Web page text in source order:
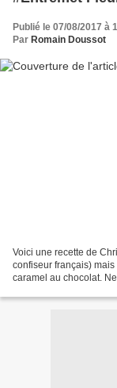
Publié le 07/08/2017 à
Par Romain Doussot
Voici une recette de
confiseur français)
caramel au chocolat.